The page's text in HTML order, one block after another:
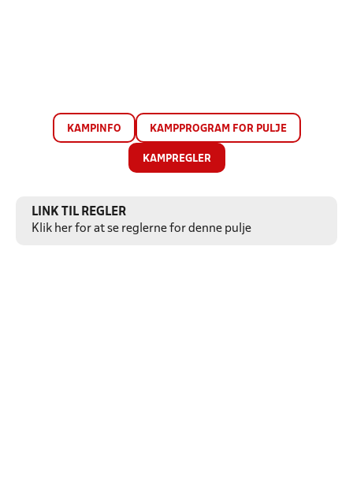
KAMPINFO KAMPPROGRAM FOR PULJE
KAMPREGLER
LINK TIL REGLER
Klik her for at se reglerne for denne pulje